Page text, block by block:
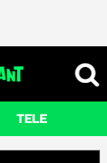
TELE